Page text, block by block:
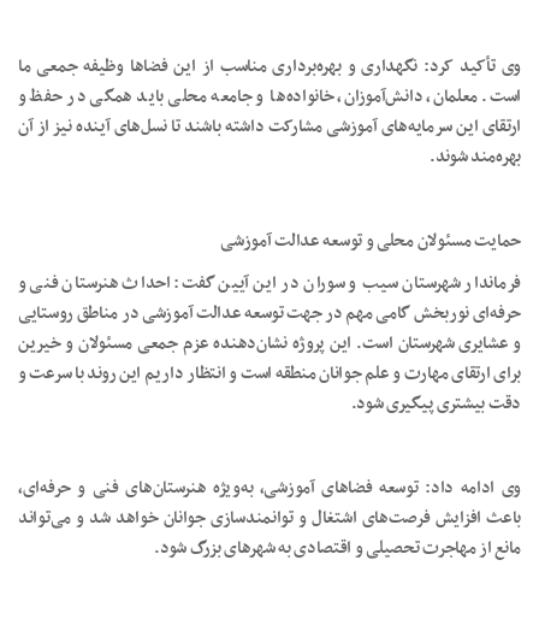
وی تأکید کرد: نگهداری و بهره‌برداری مناسب از این فضاها وظیفه جمعی ما
است. معلمان، دانش‌آموزان، خانواده‌ها و جامعه محلی باید همگی در حفظ و
ارتقای این سرمایه‌های آموزشی مشارکت داشته باشند تا نسل‌های آینده نیز از آن
بهره‌مند شوند.
حمایت مسئولان محلی و توسعه عدالت آموزشی
فرماندار شهرستان سیب و سوران در این آیین گفت: احداث هنرستان فنی و
حرفه‌ای نوربخش گامی مهم در جهت توسعه عدالت آموزشی در مناطق روستایی
و عشایری شهرستان است. این پروژه نشان‌دهنده عزم جمعی مسئولان و خیرین
برای ارتقای مهارت و علم جوانان منطقه است و انتظار داریم این روند با سرعت و
دقت بیشتری پیگیری شود.
وی ادامه داد: توسعه فضاهای آموزشی، به‌ویژه هنرستان‌های فنی و حرفه‌ای،
باعث افزایش فرصت‌های اشتغال و توانمندسازی جوانان خواهد شد و می‌تواند
مانع از مهاجرت تحصیلی و اقتصادی به شهرهای بزرگ شود.